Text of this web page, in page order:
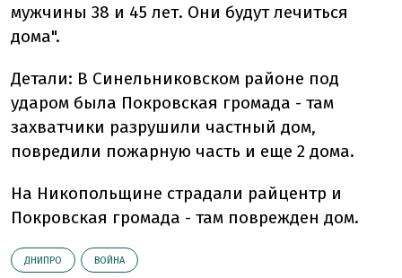
мужчины 38 и 45 лет. Они будут лечиться
дома".
Детали: В Синельниковском районе под
ударом была Покровская громада - там
захватчики разрушили частный дом,
повредили пожарную часть и еще 2 дома.
На Никопольщине страдали райцентр и
Покровская громада - там поврежден дом.
ДНИПРО ВОЙНА